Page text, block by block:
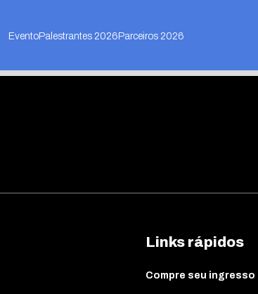
EventoPalestrantes 2026Parceiros 2026
Links rápidos
Compre seu ingresso